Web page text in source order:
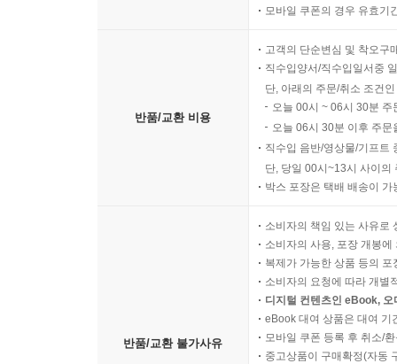
모바일 쿠폰의 경우 유효기
반품/교환 비용
고객의 단순변심 및 착오구
직수입양서/직수입일서중
단, 아래의 주문/취소 조건
오늘 00시 ~ 06시 30분
오늘 06시 30분 이후 주
직수입 음반/영상물/기프트
단, 당일 00시~13시 사이의
박스 포장은 택배 배송이
반품/교환 불가사유
소비자의 책임 있는 사유로
소비자의 사용, 포장 개봉
복제가 가능한 상품 등의
소비자의 요청에 따라 개별
디지털 컨텐츠인 eBook,
eBook 대여 상품은 대여 기
모바일 쿠폰 등록 후 취소/
중고상품이 구매확정(자동